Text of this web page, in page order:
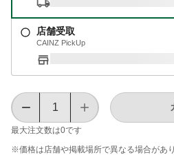
店舗受取
CAINZ PickUp
最大注文数は0です
※価格は​店舗や​掲載場所で​異なる​場合が​あり